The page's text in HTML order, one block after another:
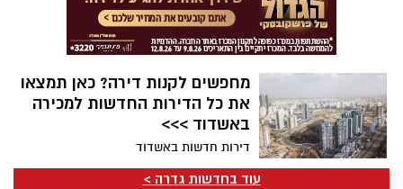
לציבור להתגייס ולהצביע עבורה, במטרה
לסייע לה להעפיל לשלב הבא בתחרות.
מחפשים לקנות דירה? כאן תמצאו
את כל הדירות החדשות למכירה
באשדוד >>>
דירות חדשות באשדוד
עוד בחדשות גדרה >